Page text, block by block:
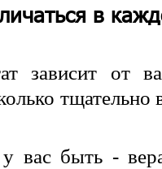
в
зависит от
вас быть -